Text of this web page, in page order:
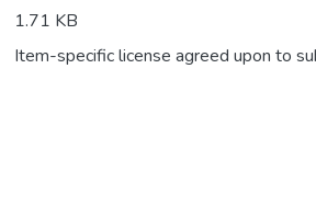
1.71 KB
Item-specific license agreed upon to